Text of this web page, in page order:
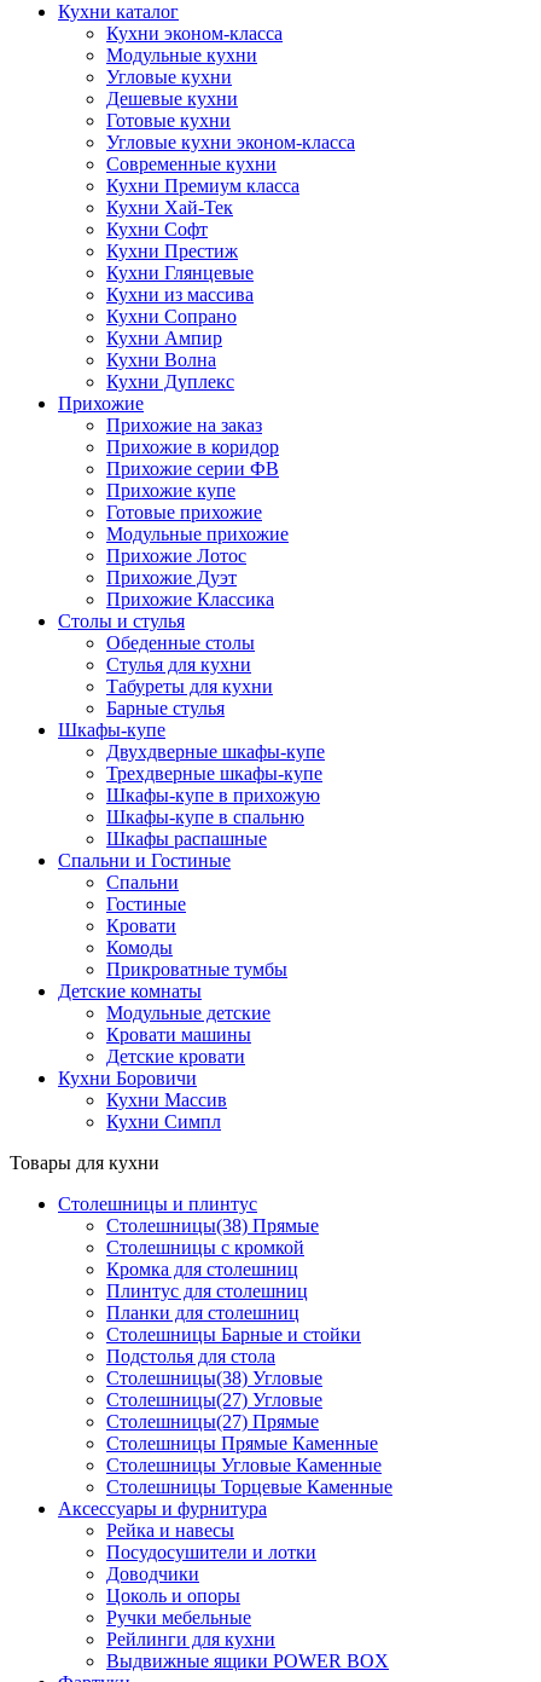
Кухни каталог
Кухни эконом-класса
Модульные кухни
Угловые кухни
Дешевые кухни
Готовые кухни
Угловые кухни эконом-класса
Современные кухни
Кухни Премиум класса
Кухни Хай-Тек
Кухни Софт
Кухни Престиж
Кухни Глянцевые
Кухни из массива
Кухни Сопрано
Кухни Ампир
Кухни Волна
Кухни Дуплекс
Прихожие
Прихожие на заказ
Прихожие в коридор
Прихожие серии ФВ
Прихожие купе
Готовые прихожие
Модульные прихожие
Прихожие Лотос
Прихожие Дуэт
Прихожие Классика
Столы и стулья
Обеденные столы
Стулья для кухни
Табуреты для кухни
Барные стулья
Шкафы-купе
Двухдверные шкафы-купе
Трехдверные шкафы-купе
Шкафы-купе в прихожую
Шкафы-купе в спальню
Шкафы распашные
Спальни и Гостиные
Спальни
Гостиные
Кровати
Комоды
Прикроватные тумбы
Детские комнаты
Модульные детские
Кровати машины
Детские кровати
Кухни Боровичи
Кухни Массив
Кухни Симпл
Товары для кухни
Столешницы и плинтус
Столешницы(38) Прямые
Столешницы с кромкой
Кромка для столешниц
Плинтус для столешниц
Планки для столешниц
Столешницы Барные и стойки
Подстолья для стола
Столешницы(38) Угловые
Столешницы(27) Угловые
Столешницы(27) Прямые
Столешницы Прямые Каменные
Столешницы Угловые Каменные
Столешницы Торцевые Каменные
Аксессуары и фурнитура
Рейка и навесы
Посудосушители и лотки
Доводчики
Цоколь и опоры
Ручки мебельные
Рейлинги для кухни
Выдвижные ящики POWER BOX